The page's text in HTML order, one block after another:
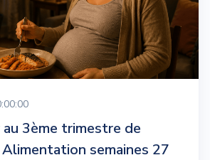
au 3ème trimestre de
semaines 27